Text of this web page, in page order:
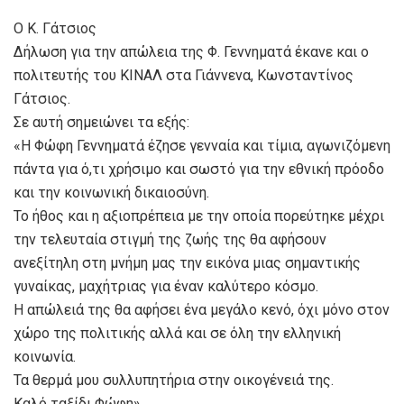
O K. Γάτσιος
Δήλωση για την απώλεια της Φ. Γεννηματά έκανε και ο
πολιτευτής του ΚΙΝΑΛ στα Γιάννενα, Κωνσταντίνος
Γάτσιος.
Σε αυτή σημειώνει τα εξής:
«Η Φώφη Γεννηματά έζησε γενναία και τίμια, αγωνιζόμενη
πάντα για ό,τι χρήσιμο και σωστό για την εθνική πρόοδο
και την κοινωνική δικαιοσύνη.
Το ήθος και η αξιοπρέπεια με την οποία πορεύτηκε μέχρι
την τελευταία στιγμή της ζωής της θα αφήσουν
ανεξίτηλη στη μνήμη μας την εικόνα μιας σημαντικής
γυναίκας, μαχήτριας για έναν καλύτερο κόσμο.
Η απώλειά της θα αφήσει ένα μεγάλο κενό, όχι μόνο στον
χώρο της πολιτικής αλλά και σε όλη την ελληνική
κοινωνία.
Τα θερμά μου συλλυπητήρια στην οικογένειά της.